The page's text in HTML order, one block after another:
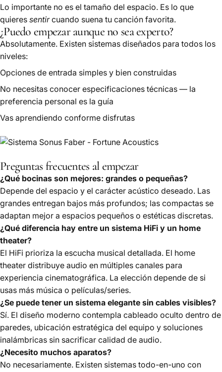
Lo importante no es el tamaño del espacio. Es lo que
quieres sentircuando suena tu canción favorita.
¿Puedo empezar aunque no sea experto?
Absolutamente. Existen sistemas diseñados para todos los
niveles:
Opciones de entrada simples y bien construidas
No necesitas conocer especificaciones técnicas — la
preferencia personal es la guía
Vas aprendiendo conforme disfrutas
Preguntas frecuentes al empezar
¿Qué bocinas son mejores: grandes o pequeñas?
Depende del espacio y el carácter acústico deseado. Las
grandes entregan bajos más profundos; las compactas se
adaptan mejor a espacios pequeños o estéticas discretas.
¿Qué diferencia hay entre un sistema HiFi y un home
theater?
El HiFi prioriza la escucha musical detallada. El home
theater distribuye audio en múltiples canales para
experiencia cinematográfica. La elección depende de si
usas más música o películas/series.
¿Se puede tener un sistema elegante sin cables visibles?
Sí. El diseño moderno contempla cableado oculto dentro de
paredes, ubicación estratégica del equipo y soluciones
inalámbricas sin sacrificar calidad de audio.
¿Necesito muchos aparatos?
No necesariamente. Existen sistemas todo-en-uno con